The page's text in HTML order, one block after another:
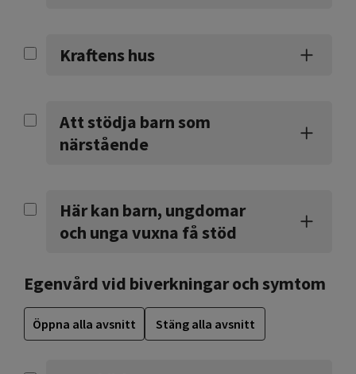
Kraftens hus
Att stödja barn som
närstående
Här kan barn, ungdomar
och unga vuxna få stöd
Egenvård vid biverkningar och symtom
Öppna alla avsnitt Stäng alla avsnitt